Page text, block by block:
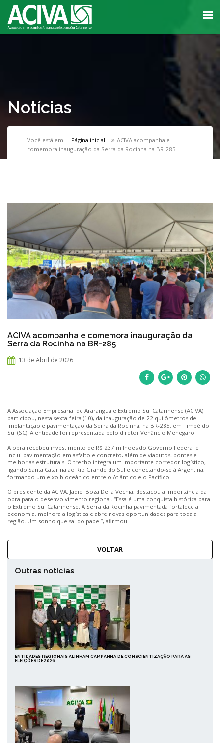
Notícias
Você está em: Página inicial
ACIVA acompanha e
comemora inauguração da Serra da Rocinha na BR-285
ACIVA acompanha e comemora inauguração da
Serra da Rocinha na BR-285
13 de Abril de 2026
A Associação Empresarial de Araranguá e Extremo Sul Catarinense (ACIVA)
participou, nesta sexta-feira (10), da inauguração de 22 quilômetros de
implantação e pavimentação da Serra da Rocinha, na BR-285, em Timbé do
Sul (SC). A entidade foi representada pelo diretor Venâncio Menegaro.
A obra recebeu investimento de R$ 237 milhões do Governo Federal e
inclui pavimentação em asfalto e concreto, além de viadutos, pontes e
melhorias estruturais. O trecho integra um importante corredor logístico,
ligando Santa Catarina ao Rio Grande do Sul e conectando-se à Argentina,
formando um eixo bioceânico entre o Atlântico e o Pacífico.
O presidente da ACIVA, Jadiel Boza Della Vechia, destacou a importância da
obra para o desenvolvimento regional. “Essa é uma conquista histórica para
o Extremo Sul Catarinense. A Serra da Rocinha pavimentada fortalece a
economia, melhora a logística e abre novas oportunidades para toda a
região. Um sonho que sai do papel”, afirmou.
VOLTAR
Outras notícias
ENTIDADES REGIONAIS ALINHAM CAMPANHA DE CONSCIENTIZAÇÃO PARA AS
ELEIÇÕES DE 2026